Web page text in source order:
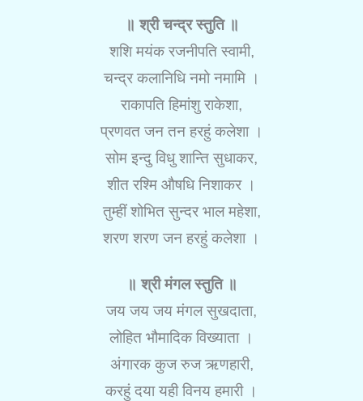
॥ श्री चन्द्र स्तुति ॥
शशि मयंक रजनीपति स्वामी,
चन्द्र कलानिधि नमो नमामि ।
राकापति हिमांशु राकेशा,
प्रणवत जन तन हरहुं कलेशा ।
सोम इन्दु विधु शान्ति सुधाकर,
शीत रश्मि औषधि निशाकर ।
तुम्हीं शोभित सुन्दर भाल महेशा,
शरण शरण जन हरहुं कलेशा ।
॥ श्री मंगल स्तुति ॥
जय जय जय मंगल सुखदाता,
लोहित भौमादिक विख्याता ।
अंगारक कुज रुज ऋणहारी,
करहुं दया यही विनय हमारी ।